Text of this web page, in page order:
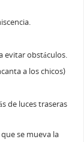
evitar obstáculos.
a los chicos)
de luces traseras
se mueva la